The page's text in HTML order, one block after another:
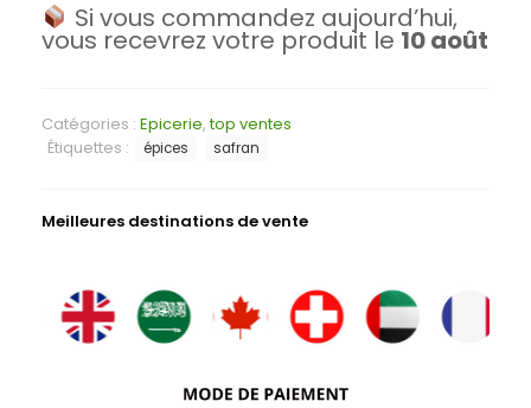
Si vous commandez aujourd’hui,
vous recevrez votre produit le 10 août
Catégories : Epicerie,top ventes
Étiquettes :
épices safran
Meilleures destinations de vente